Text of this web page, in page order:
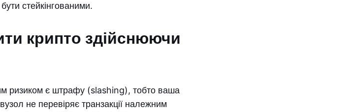
стейкінгованими.
крипто здійснюючи
ризиком є штрафу (slashing), тобто ваша
не перевіряє транзакції належним